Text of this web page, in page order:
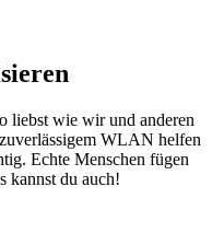
liebst wie wir und anderen
WLAN helfen
Echte Menschen fügen
kannst du auch!